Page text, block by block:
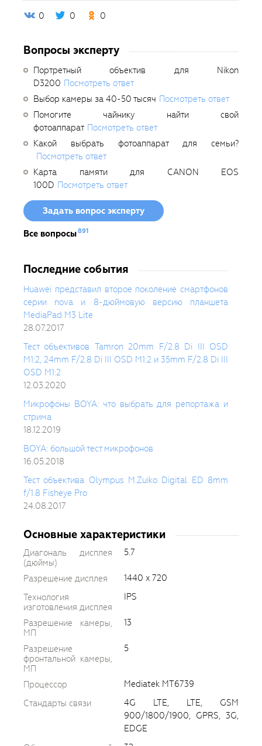
0 0 0
Вопросы эксперту
Портретный объектив для Nikon
D3200 Посмотреть ответ
Выбор камеры за 40-50 тысяч Посмотреть ответ
Помогите чайнику найти свой
фотоаппарат Посмотреть ответ
Какой выбрать фотоаппарат для семьи?
Посмотреть ответ
Карта памяти для CANON EOS
100D Посмотреть ответ
Задать вопрос эксперту
Все вопросы891
Последние события
Huawei представил второе поколение смартфонов
серии nova и 8-дюймовую версию планшета
MediaPad M3 Lite
28.07.2017
Тест объективов Tamron 20mm F/2.8 Di III OSD
M1:2, 24mm F/2.8 Di III OSD M1:2 и 35mm F/2.8 Di III
OSD M1:2
12.03.2020
Микрофоны BOYA: что выбрать для репортажа и
стрима
18.12.2019
BOYA: большой тест микрофонов
16.05.2018
Тест объектива Olympus M.Zuiko Digital ED 8mm
f/1.8 Fisheye Pro
24.08.2017
Основные характеристики
Диагональ дисплея
(дюймы)
5.7
Разрешение дисплея
1440 x 720
Технология
изготовления дисплея
IPS
Разрешение камеры,
МП
13
Разрешение
фронтальной камеры,
МП
5
Процессор
Mediatek MT6739
Стандарты связи
4G LTE, LTE, GSM
900/1800/1900, GPRS, 3G,
EDGE